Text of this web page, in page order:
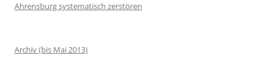
Ahrensburg systematisch zerstören
Archiv (bis Mai 2013)